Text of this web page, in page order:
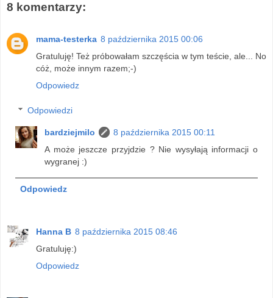
8 komentarzy:
mama-testerka 8 października 2015 00:06
Gratuluję! Też próbowałam szczęścia w tym teście, ale... No
cóż, może innym razem;-)
Odpowiedz
Odpowiedzi
bardziejmilo
8 października 2015 00:11
A może jeszcze przyjdzie ? Nie wysyłają informacji o
wygranej :)
Odpowiedz
Hanna B 8 października 2015 08:46
Gratuluję:)
Odpowiedz